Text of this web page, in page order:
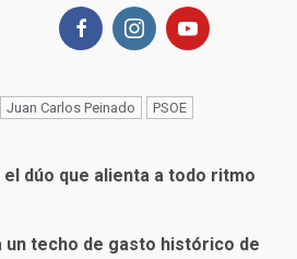
Juan Carlos Peinado PSOE
dúo que alienta a todo ritmo
un techo de gasto histórico de